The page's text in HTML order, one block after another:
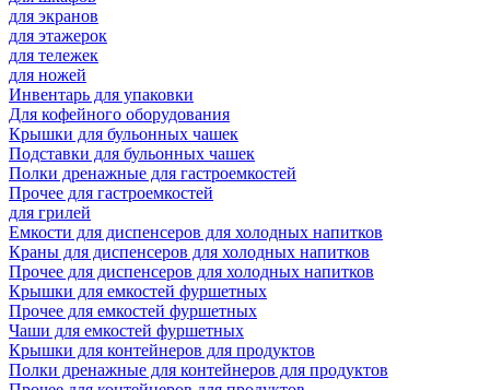
для экранов
для этажерок
для тележек
для ножей
Инвентарь для упаковки
Для кофейного оборудования
Крышки для бульонных чашек
Подставки для бульонных чашек
Полки дренажные для гастроемкостей
Прочее для гастроемкостей
для грилей
Емкости для диспенсеров для холодных напитков
Краны для диспенсеров для холодных напитков
Прочее для диспенсеров для холодных напитков
Крышки для емкостей фуршетных
Прочее для емкостей фуршетных
Чаши для емкостей фуршетных
Крышки для контейнеров для продуктов
Полки дренажные для контейнеров для продуктов